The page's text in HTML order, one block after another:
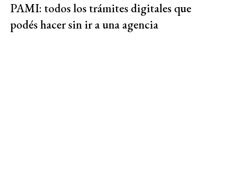
PAMI: todos los trámites digitales que
podés hacer sin ir a una agencia